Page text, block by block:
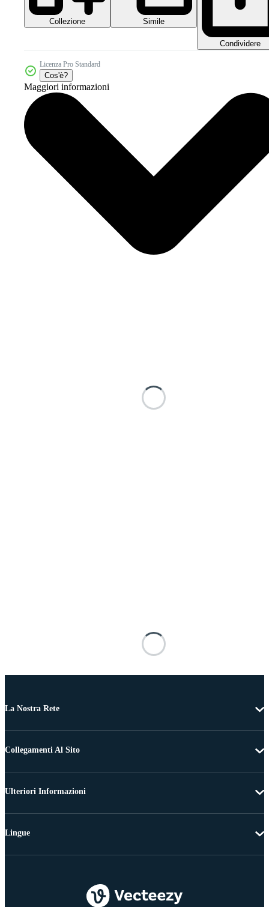
Collezione Simile
Condividere
Licenza Pro Standard
Cos'è?
Maggiori informazioni
La Nostra Rete
Collegamenti Al Sito
Ulteriori Informazioni
Lingue